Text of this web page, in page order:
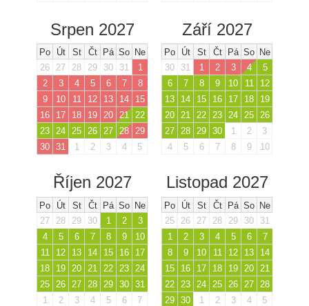
Srpen 2027
Po Út St Čt Pá So Ne
26
27 28 29 30 31
1
2
3 4 5 6 7
8
9
10 11 12 13 14
15
16
17 18 19 20 21 22
23 24 25 26 27 28 29
30 31 1 2 3 4 5
Září 2027
Po Út St Čt Pá So Ne
30
31 1 2 3 4
5
6
7 8 9 10 11
12
13
14 15 16 17 18
19
20 21 22 23 24 25 26
27 28 29 30 1 2
3
4
5 6 7 8 9 10
Říjen 2027
Po Út St Čt Pá So Ne
27
28 29 30 1 2
3
4
5 6 7 8 9
10
11
12 13 14 15 16
17
18
19 20 21 22 23
24
25
26 27 28 29 30 31
1
2 3 4 5 6 7
Listopad 2027
Po Út St Čt Pá So Ne
25
26 27 28 29 30
31
1
2 3 4 5 6
7
8
9 10 11 12 13
14
15
16 17 18 19 20
21
22
23 24 25 26 27
28
29 30 1 2 3 4 5